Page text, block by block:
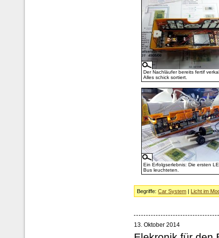
Der Nachläufer bereits fertif
Alles schick sortiert.
Ein Erfolgserlebnis: Die ersten
Bus leuchteten.
Begriffe:Car System | Licht im
13. Oktober 2014